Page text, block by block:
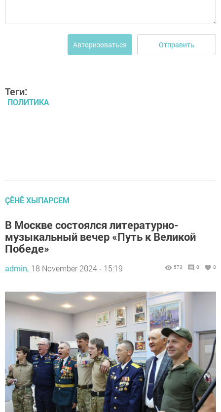
Авторизоваться Отправить
Теги:
ПОЛИТИКА
ÇӖНӖ ХЫПАРСЕМ
В Москве состоялся литературно-
музыкальный вечер «Путь к Великой
Победе»
admin, 18 November 2024 - 15:19 573 0 0